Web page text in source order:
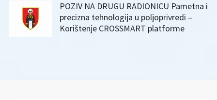
POZIV NA DRUGU RADIONICU Pametna i
precizna tehnologija u poljoprivredi –
Korištenje CROSSMART platforme